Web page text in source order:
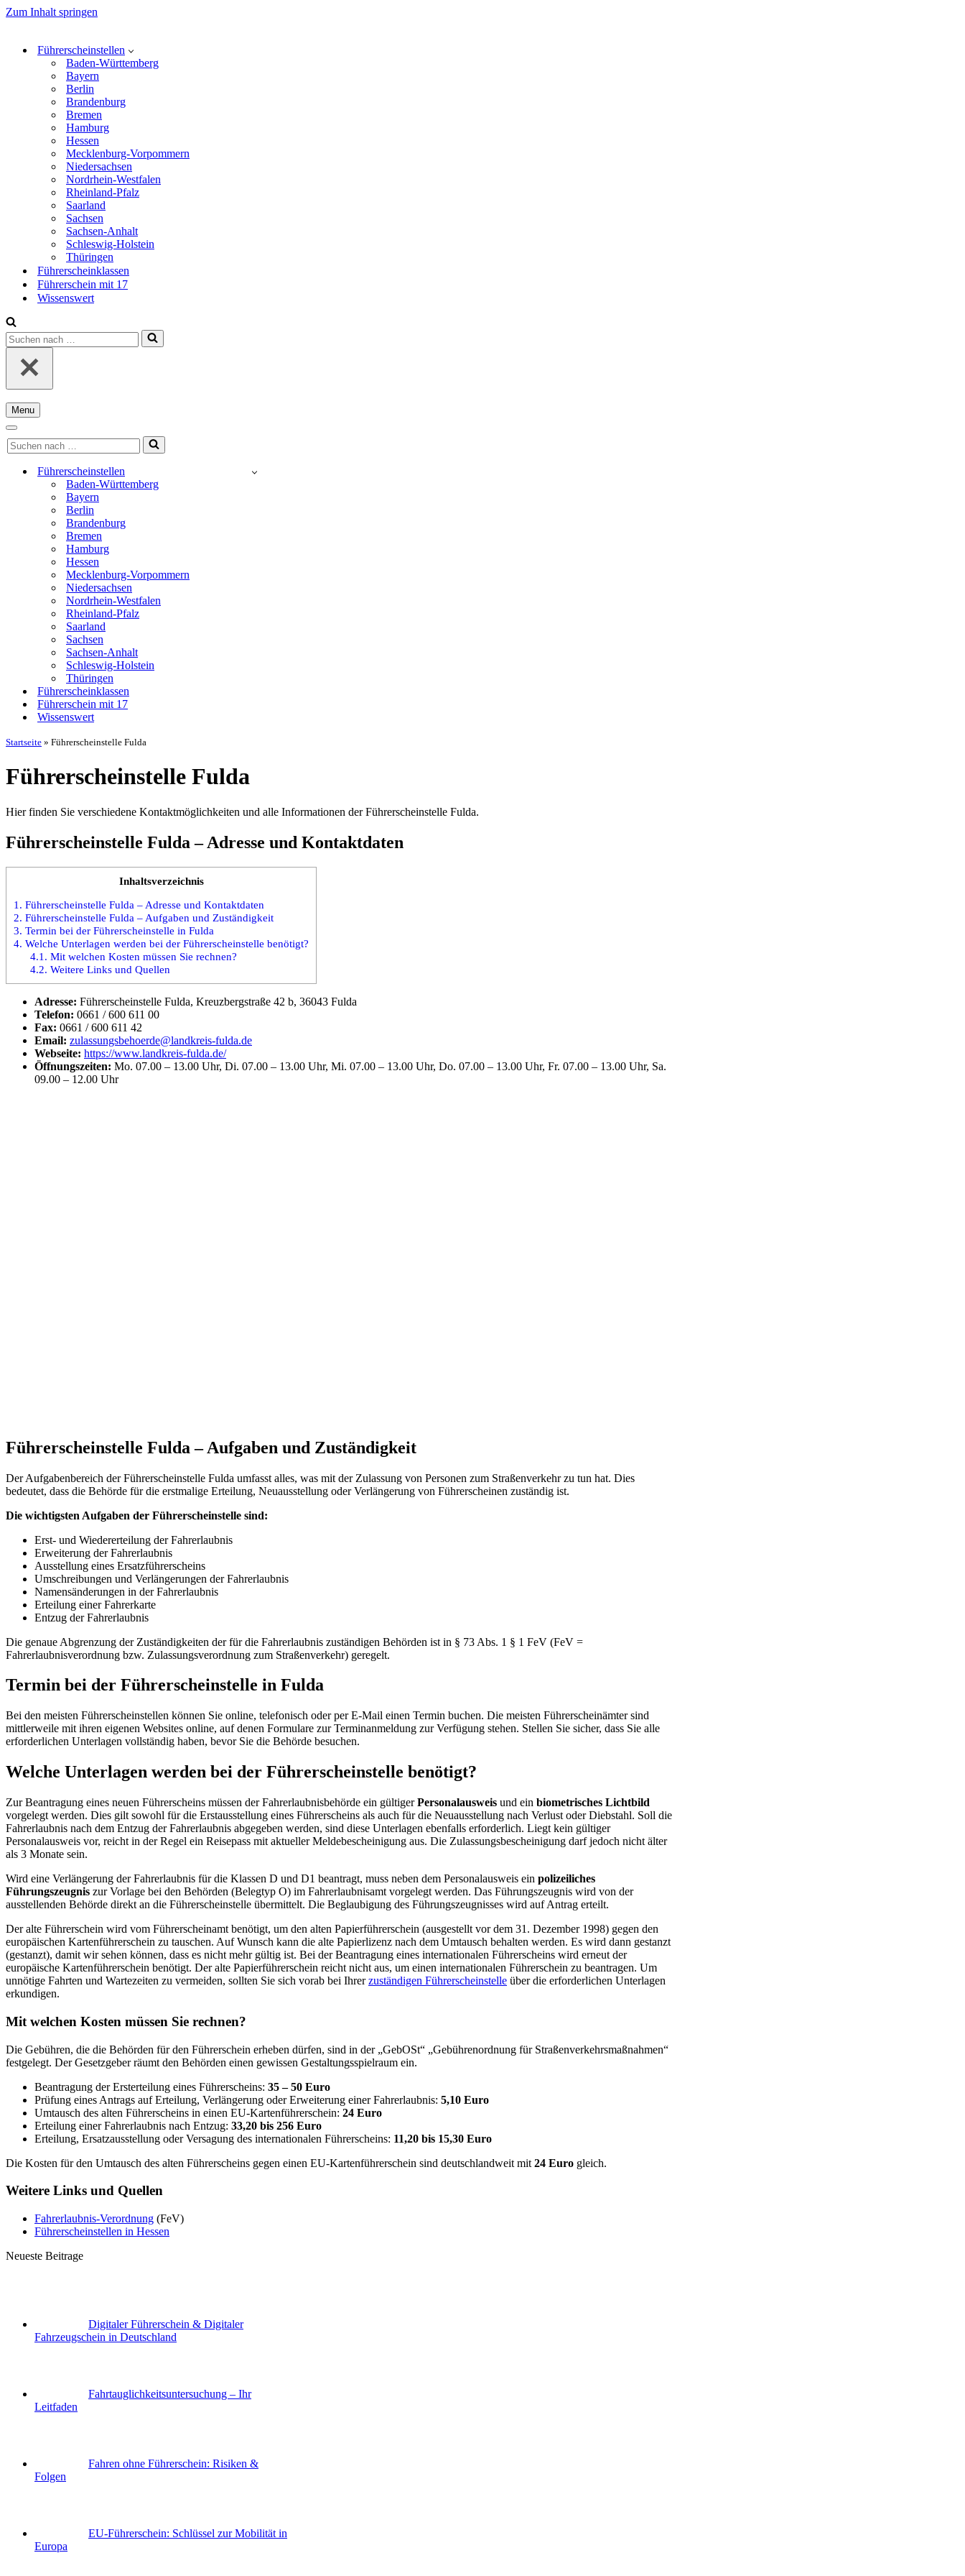
Zum Inhalt springen
Führerscheinstellen
Baden-Württemberg
Bayern
Berlin
Brandenburg
Bremen
Hamburg
Hessen
Mecklenburg-Vorpommern
Niedersachsen
Nordrhein-Westfalen
Rheinland-Pfalz
Saarland
Sachsen
Sachsen-Anhalt
Schleswig-Holstein
Thüringen
Führerscheinklassen
Führerschein mit 17
Wissenswert
Suchen
nach …
Menu
Navigationsmenü
Navigationsmenü
Suchen
nach …
Führerscheinstellen
Baden-Württemberg
Bayern
Berlin
Brandenburg
Bremen
Hamburg
Hessen
Mecklenburg-Vorpommern
Niedersachsen
Nordrhein-Westfalen
Rheinland-Pfalz
Saarland
Sachsen
Sachsen-Anhalt
Schleswig-Holstein
Thüringen
Führerscheinklassen
Führerschein mit 17
Wissenswert
Startseite » Führerscheinstelle Fulda
Führerscheinstelle Fulda
Hier finden Sie verschiedene Kontaktmöglichkeiten und alle Informationen der Führerscheinstelle Fulda.
Führerscheinstelle Fulda – Adresse und Kontaktdaten
Inhaltsverzeichnis
1. Führerscheinstelle Fulda – Adresse und Kontaktdaten
2. Führerscheinstelle Fulda – Aufgaben und Zuständigkeit
3. Termin bei der Führerscheinstelle in Fulda
4. Welche Unterlagen werden bei der Führerscheinstelle benötigt?
4.1. Mit welchen Kosten müssen Sie rechnen?
4.2. Weitere Links und Quellen
Adresse: Führerscheinstelle Fulda, Kreuzbergstraße 42 b, 36043 Fulda
Telefon: 0661 / 600 611 00
Fax: 0661 / 600 611 42
Email: zulassungsbehoerde@landkreis-fulda.de
Webseite: https://www.landkreis-fulda.de/
Öffnungszeiten: Mo. 07.00 – 13.00 Uhr, Di. 07.00 – 13.00 Uhr, Mi. 07.00 – 13.00 Uhr, Do. 07.00 – 13.00 Uhr, Fr. 07.00 – 13.00 Uhr, Sa.
09.00 – 12.00 Uhr
Führerscheinstelle Fulda – Aufgaben und Zuständigkeit
Der Aufgabenbereich der Führerscheinstelle Fulda umfasst alles, was mit der Zulassung von Personen zum Straßenverkehr zu tun hat. Dies
bedeutet, dass die Behörde für die erstmalige Erteilung, Neuausstellung oder Verlängerung von Führerscheinen zuständig ist.
Die wichtigsten Aufgaben der Führerscheinstelle sind:
Erst- und Wiedererteilung der Fahrerlaubnis
Erweiterung der Fahrerlaubnis
Ausstellung eines Ersatzführerscheins
Umschreibungen und Verlängerungen der Fahrerlaubnis
Namensänderungen in der Fahrerlaubnis
Erteilung einer Fahrerkarte
Entzug der Fahrerlaubnis
Die genaue Abgrenzung der Zuständigkeiten der für die Fahrerlaubnis zuständigen Behörden ist in § 73 Abs. 1 § 1 FeV (FeV =
Fahrerlaubnisverordnung bzw. Zulassungsverordnung zum Straßenverkehr) geregelt.
Termin bei der Führerscheinstelle in Fulda
Bei den meisten Führerscheinstellen können Sie online, telefonisch oder per E-Mail einen Termin buchen. Die meisten Führerscheinämter sind
mittlerweile mit ihren eigenen Websites online, auf denen Formulare zur Terminanmeldung zur Verfügung stehen. Stellen Sie sicher, dass Sie alle
erforderlichen Unterlagen vollständig haben, bevor Sie die Behörde besuchen.
Welche Unterlagen werden bei der Führerscheinstelle benötigt?
Zur Beantragung eines neuen Führerscheins müssen der Fahrerlaubnisbehörde ein gültigerPersonalausweis und ein biometrisches Lichtbild
vorgelegt werden. Dies gilt sowohl für die Erstausstellung eines Führerscheins als auch für die Neuausstellung nach Verlust oder Diebstahl. Soll die
Fahrerlaubnis nach dem Entzug der Fahrerlaubnis abgegeben werden, sind diese Unterlagen ebenfalls erforderlich. Liegt kein gültiger
Personalausweis vor, reicht in der Regel ein Reisepass mit aktueller Meldebescheinigung aus. Die Zulassungsbescheinigung darf jedoch nicht älter
als 3 Monate sein.
Wird eine Verlängerung der Fahrerlaubnis für die Klassen D und D1 beantragt, muss neben dem Personalausweis ein polizeiliches
Führungszeugnis zur Vorlage bei den Behörden (Belegtyp O) im Fahrerlaubnisamt vorgelegt werden. Das Führungszeugnis wird von der
ausstellenden Behörde direkt an die Führerscheinstelle übermittelt. Die Beglaubigung des Führungszeugnisses wird auf Antrag erteilt.
Der alte Führerschein wird vom Führerscheinamt benötigt, um den alten Papierführerschein (ausgestellt vor dem 31. Dezember 1998) gegen den
europäischen Kartenführerschein zu tauschen. Auf Wunsch kann die alte Papierlizenz nach dem Umtausch behalten werden. Es wird dann gestanzt
(gestanzt), damit wir sehen können, dass es nicht mehr gültig ist. Bei der Beantragung eines internationalen Führerscheins wird erneut der
europäische Kartenführerschein benötigt. Der alte Papierführerschein reicht nicht aus, um einen internationalen Führerschein zu beantragen. Um
unnötige Fahrten und Wartezeiten zu vermeiden, sollten Sie sich vorab bei Ihrerzuständigen Führerscheinstelle über die erforderlichen Unterlagen
erkundigen.
Mit welchen Kosten müssen Sie rechnen?
Die Gebühren, die die Behörden für den Führerschein erheben dürfen, sind in der „GebOSt“ „Gebührenordnung für Straßenverkehrsmaßnahmen“
festgelegt. Der Gesetzgeber räumt den Behörden einen gewissen Gestaltungsspielraum ein.
Beantragung der Ersterteilung eines Führerscheins: 35 – 50 Euro
Prüfung eines Antrags auf Erteilung, Verlängerung oder Erweiterung einer Fahrerlaubnis: 5,10 Euro
Umtausch des alten Führerscheins in einen EU-Kartenführerschein: 24 Euro
Erteilung einer Fahrerlaubnis nach Entzug: 33,20 bis 256 Euro
Erteilung, Ersatzausstellung oder Versagung des internationalen Führerscheins: 11,20 bis 15,30 Euro
Die Kosten für den Umtausch des alten Führerscheins gegen einen EU-Kartenführerschein sind deutschlandweit mit 24 Euro gleich.
Weitere Links und Quellen
Fahrerlaubnis-Verordnung (FeV)
Führerscheinstellen in Hessen
Neueste Beitrage
Digitaler Führerschein & Digitaler
Fahrzeugschein in Deutschland
Fahrtauglichkeits­untersuchung – Ihr
Leitfaden
Fahren ohne Führerschein: Risiken &
Folgen
EU-Führerschein: Schlüssel zur Mobilität in
Europa